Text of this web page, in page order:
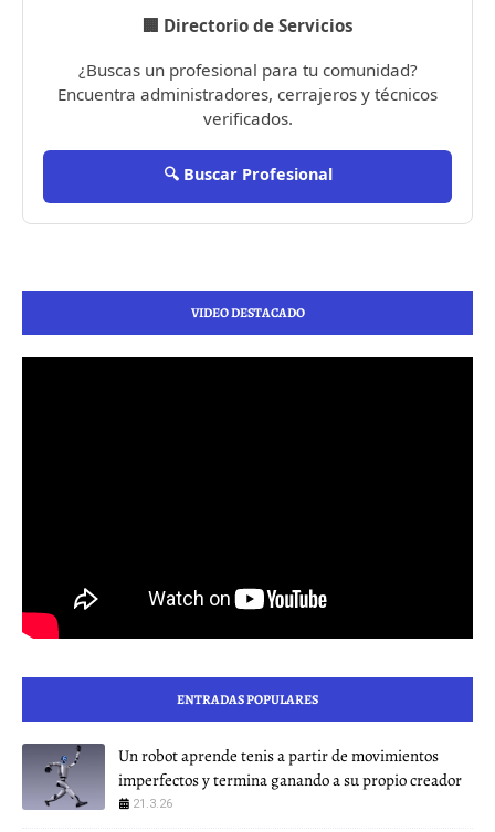
🏢 Directorio de Servicios
¿Buscas un profesional para tu comunidad?
Encuentra administradores, cerrajeros y técnicos
verificados.
🔍 Buscar Profesional
VIDEO DESTACADO
ENTRADAS POPULARES
Un robot aprende tenis a partir de movimientos
imperfectos y termina ganando a su propio creador
21.3.26